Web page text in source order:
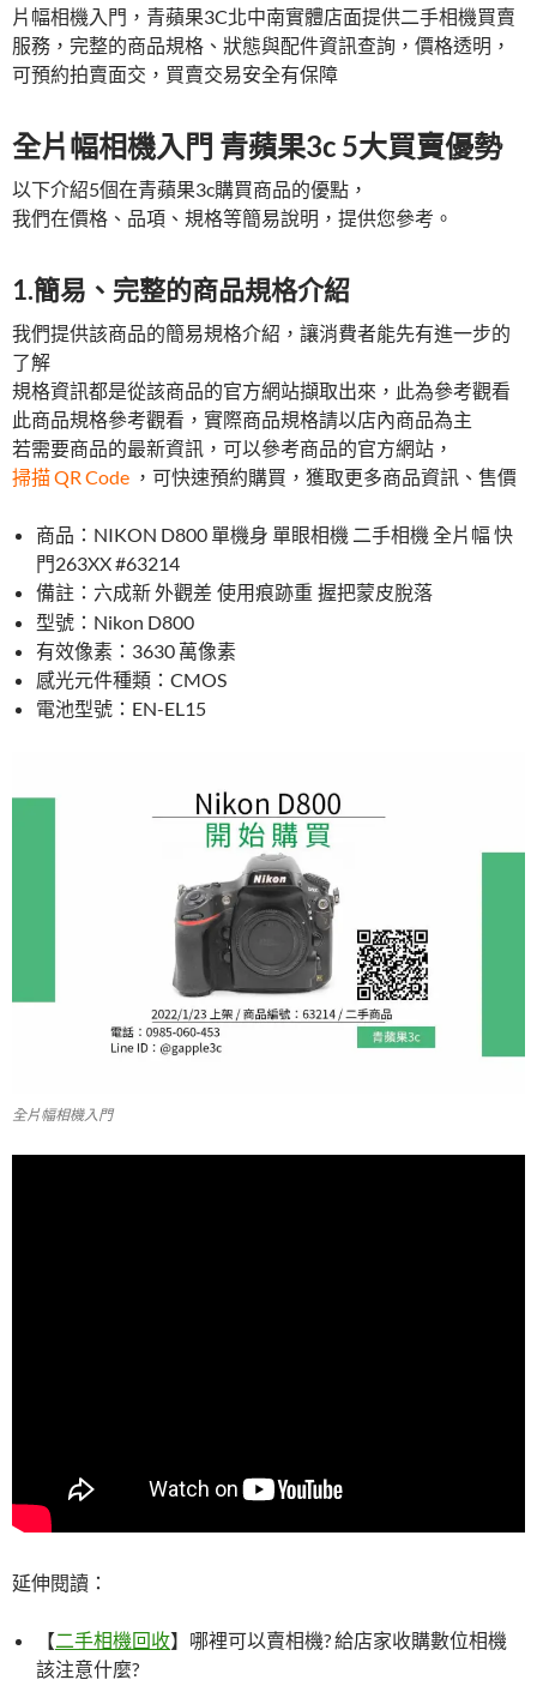
o
o
k
t
r
片幅相機入門，青蘋果3C北中南實體店面提供二手相機買賣
服務，完整的商品規格、狀態與配件資訊查詢，價格透明，
可預約拍賣面交，買賣交易安全有保障
全片幅相機入門 青蘋果3c 5大買賣優勢
以下介紹5個在青蘋果3c購買商品的優點，
我們在價格、品項、規格等簡易說明，提供您參考。
1.簡易、完整的商品規格介紹
我們提供該商品的簡易規格介紹，讓消費者能先有進一步的
了解
規格資訊都是從該商品的官方網站擷取出來，此為參考觀看
此商品規格參考觀看，實際商品規格請以店內商品為主
若需要商品的最新資訊，可以參考商品的官方網站，
掃描 QR Code ，可快速預約購買，獲取更多商品資訊、售價
商品：NIKON D800 單機身 單眼相機 二手相機 全片幅 快
門263XX #63214
備註：六成新外觀差 使用痕跡重 握把蒙皮脫落
型號：Nikon D800
有效像素：3630 萬像素
感光元件種類：CMOS
電池型號：EN-EL15
全片幅相機入門
延伸閱讀：
【二手相機回收】哪裡可以賣相機? 給店家收購數位相機
該注意什麼?